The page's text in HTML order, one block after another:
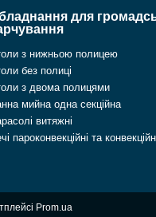
для
з нижньою полицею
без полиці
з двома полицями
мийна одна секційна
витяжні
пароконвекційні та
Prom.ua